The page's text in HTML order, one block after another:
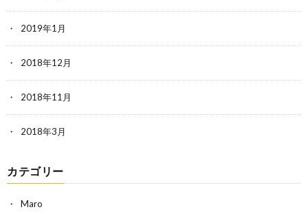
2019年1月
2018年12月
2018年11月
2018年3月
カテゴリー
Maro